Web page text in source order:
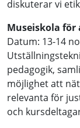
diskuterar vi
Museiskola för
Datum: 13-14
pedagogik,
möjlighet att
relevanta för
och